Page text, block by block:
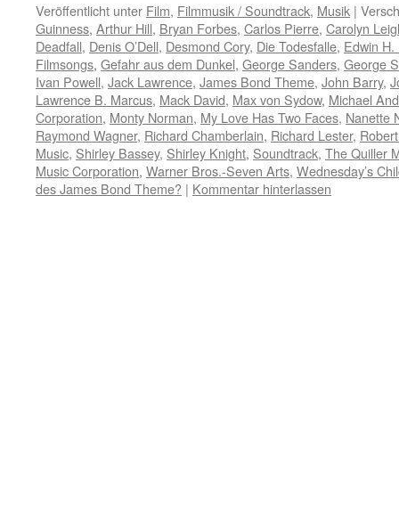
Veröffentlicht unter Film, Filmmusik / Soundtrack, Musik |
Guinness, Arthur Hill, Bryan Forbes, Carlos Pierre, Carolyn
Deadfall, Denis O’Dell, Desmond Cory, Die Todesfalle, Edwin H.
Filmsongs, Gefahr aus dem Dunkel, George Sanders, George
Ivan Powell, Jack Lawrence, James Bond Theme, John Barry,
Lawrence B. Marcus, Mack David, Max von Sydow, Michael
Corporation, Monty Norman, My Love Has Two Faces, Nanette
Raymond Wagner, Richard Chamberlain, Richard Lester,
Music, Shirley Bassey, Shirley Knight, Soundtrack, The Quiller
Music Corporation, Warner Bros.-Seven Arts, Wednesday’s
des James Bond Theme? | Kommentar hinterlassen